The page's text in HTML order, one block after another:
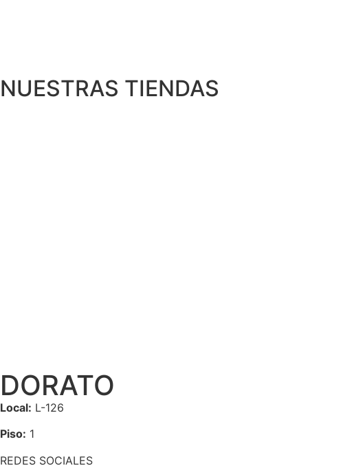
NUESTRAS TIENDAS
DORATO
Local: L-126
Piso: 1
REDES SOCIALES